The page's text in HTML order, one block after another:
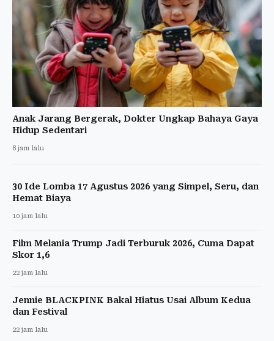
Anak Jarang Bergerak, Dokter Ungkap Bahaya Gaya
Hidup Sedentari
8 jam lalu
30 Ide Lomba 17 Agustus 2026 yang Simpel, Seru, dan
Hemat Biaya
10 jam lalu
Film Melania Trump Jadi Terburuk 2026, Cuma Dapat
Skor 1,6
22 jam lalu
Jennie BLACKPINK Bakal Hiatus Usai Album Kedua
dan Festival
22 jam lalu